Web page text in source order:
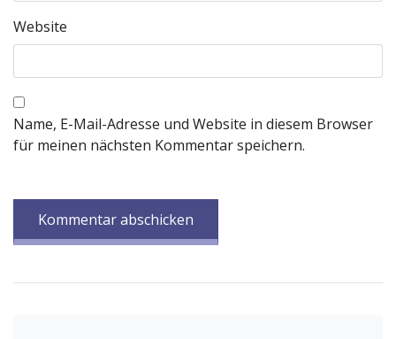
Website
Name, E-Mail-Adresse und Website in diesem Browser
für meinen nächsten Kommentar speichern.